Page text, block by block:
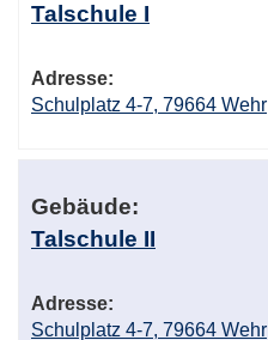
Talschule I
Adresse:
Schulplatz 4-7, 79664 Wehr
Gebäude:
Talschule II
Adresse:
Schulplatz 4-7, 79664 Wehr